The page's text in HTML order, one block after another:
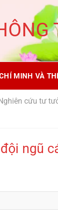
MINH VÀ
cứu tư
ngũ